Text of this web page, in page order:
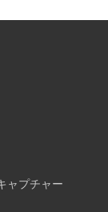
ャプチャー